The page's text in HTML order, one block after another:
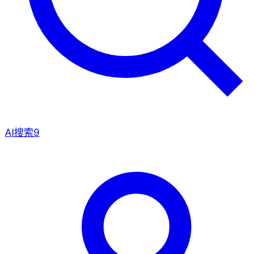
AI搜索9